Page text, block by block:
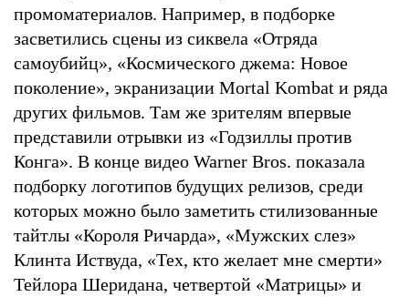
промоматериалов. Например, в подборке
засветились сцены из сиквела «Отряда
самоубийц», «Космического джема: Новое
поколение», экранизации Mortal Kombat и ряда
других фильмов. Там же зрителям впервые
представили отрывки из «Годзиллы против
Конга». В конце видео Warner Bros. показала
подборку логотипов будущих релизов, среди
которых можно было заметить стилизованные
тайтлы «Короля Ричарда», «Мужских слез»
Клинта Иствуда, «Тех, кто желает мне смерти»
Тейлора Шеридана, четвертой «Матрицы» и